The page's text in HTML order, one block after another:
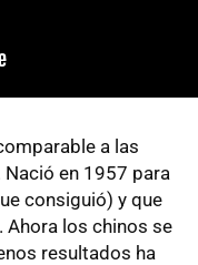
a las
en 1957 para
consiguió) y que
Ahora los chinos se
resultados ha